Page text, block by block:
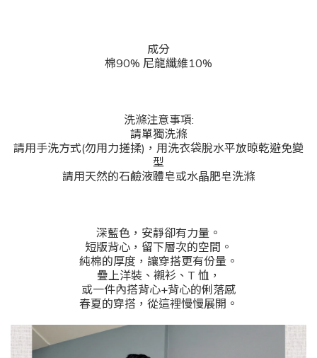
成分
棉90% 尼龍纖維10%
洗滌注意事項:
請單獨洗滌
請用手洗方式(勿用力搓揉)，用洗衣袋脫水平放晾乾避免變
型
請用天然的石鹼液體皂或水晶肥皂洗滌
深藍色，安靜卻有力量。
短版背心，留下層次的空間。
純棉的厚度，讓穿搭更有份量。
疊上洋裝、襯衫、T 恤，
或一件內搭背心+背心的俐落感
春夏的穿搭，從這裡慢慢展開。